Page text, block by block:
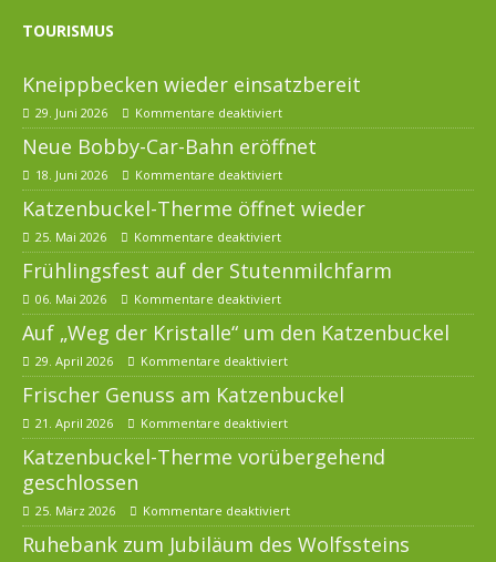
TOURISMUS
Kneippbecken wieder einsatzbereit
29. Juni 2026 Kommentare deaktiviert
Neue Bobby-Car-Bahn eröffnet
18. Juni 2026 Kommentare deaktiviert
Katzenbuckel-Therme öffnet wieder
25. Mai 2026 Kommentare deaktiviert
Frühlingsfest auf der Stutenmilchfarm
06. Mai 2026 Kommentare deaktiviert
Auf „Weg der Kristalle“ um den Katzenbuckel
29. April 2026 Kommentare deaktiviert
Frischer Genuss am Katzenbuckel
21. April 2026 Kommentare deaktiviert
Katzenbuckel-Therme vorübergehend
geschlossen
25. März 2026 Kommentare deaktiviert
Ruhebank zum Jubiläum des Wolfssteins